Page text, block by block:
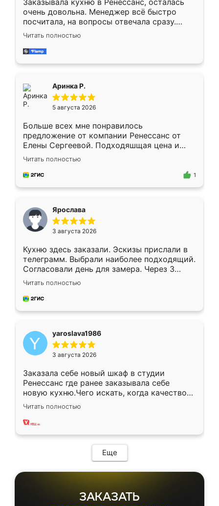
Заказывала кухню в Ренессанс, осталась
очень довольна. Менеджер всё быстро
посчитала, на вопросы отвечала сразу.
Замерщик приехал в субботу, подошёл к
делу со всей ответственностью. Собрали
за день, ребята работали аккуратно, даже
Читать полностью
Аринка Р.
5 августа 2026
Больше всех мне понравилось
предложение от компании Ренессанс от
Елены Сергеевой. Подходяшщая цена и
короткие сроки изготовления. Приехавший
для замера сотрудник Владислав
предложил по моему эскизу самый
Читать полностью
1
Ярослава
3 августа 2026
Кухню здесь заказали. Эскизы прислали в
телеграмм. Выбрали наиболее подходящий.
Согласовали день для замера. Через 3
недели кухня была уже готова. Остались
довольны работой. Спасибо Ренессанс
мебель за качественную работу!
Читать полностью
yaroslava1986
3 августа 2026
Заказала себе новый шкаф в студии
Ренессанс где ранее заказывала себе
новую кухню.Чего искать, когда качеством
вполне довольна. Служит кухня уже почти
два года, нареканий нет.
Читать полностью
Еще
ЗАКАЗАТЬ